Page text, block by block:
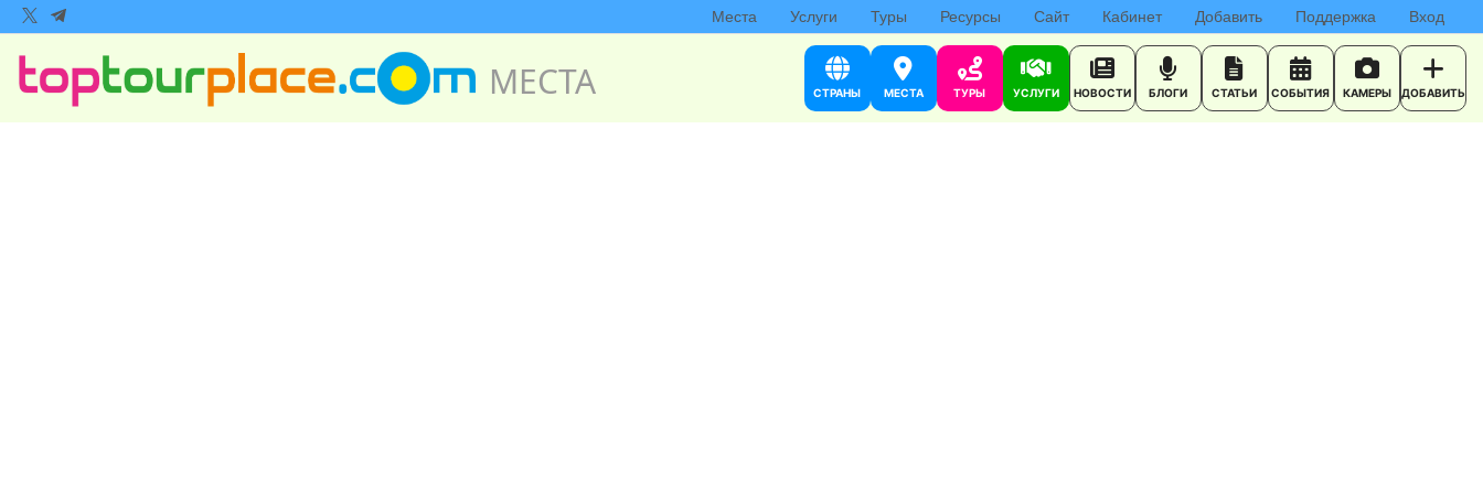
Места Услуги Туры Ресурсы Сайт Кабинет Добавить Поддержка Вход
МЕСТА СТРАНЫ МЕСТА ТУРЫ УСЛУГИ НОВОСТИ БЛОГИ СТАТЬИ СОБЫТИЯ КАМЕРЫ ДОБАВИТЬ